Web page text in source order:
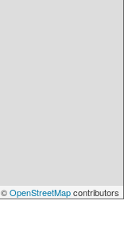
©OpenStreetMapcontributors